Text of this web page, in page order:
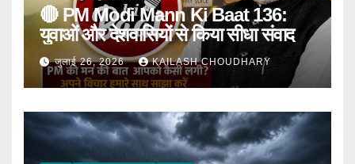
🔴 PM Modi Mann Ki Baat 136:
युवाओं और देशवासियों से किया सीधा संवाद
जुलाई 26, 2026 KAILASH CHOUDHARY